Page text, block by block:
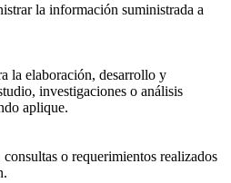
la información suministrada a
la elaboración, desarrollo y
investigaciones o análisis
aplique.
o requerimientos realizados